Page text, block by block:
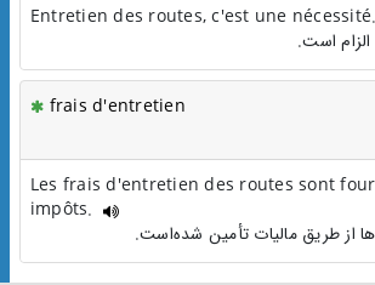
Entretien des routes, c'est une nécessité.
است.
frais d'entretien
Les frais d'entretien des routes sont
impôts.
از طریق مالیات تأمین شده‌است.